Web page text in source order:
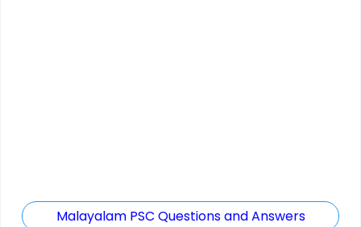
Malayalam PSC Questions and Answers